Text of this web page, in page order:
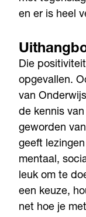
en er is heel
Die
opgevallen.
van
de kennis
geworden
geeft
mentaal,
leuk om te
een keuze,
net hoe je